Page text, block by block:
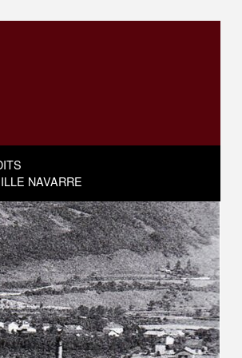
NAVARRE